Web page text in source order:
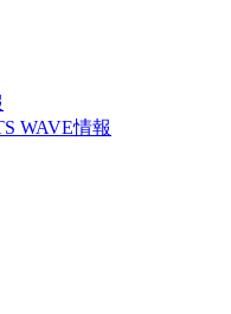
WAVE情報